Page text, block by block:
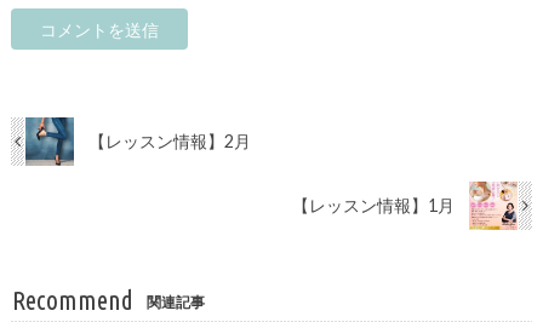
【レッスン情報】2月
【レッスン情報】1月
Recommend 関連記事